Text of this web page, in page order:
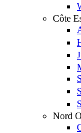
Côte
Nord